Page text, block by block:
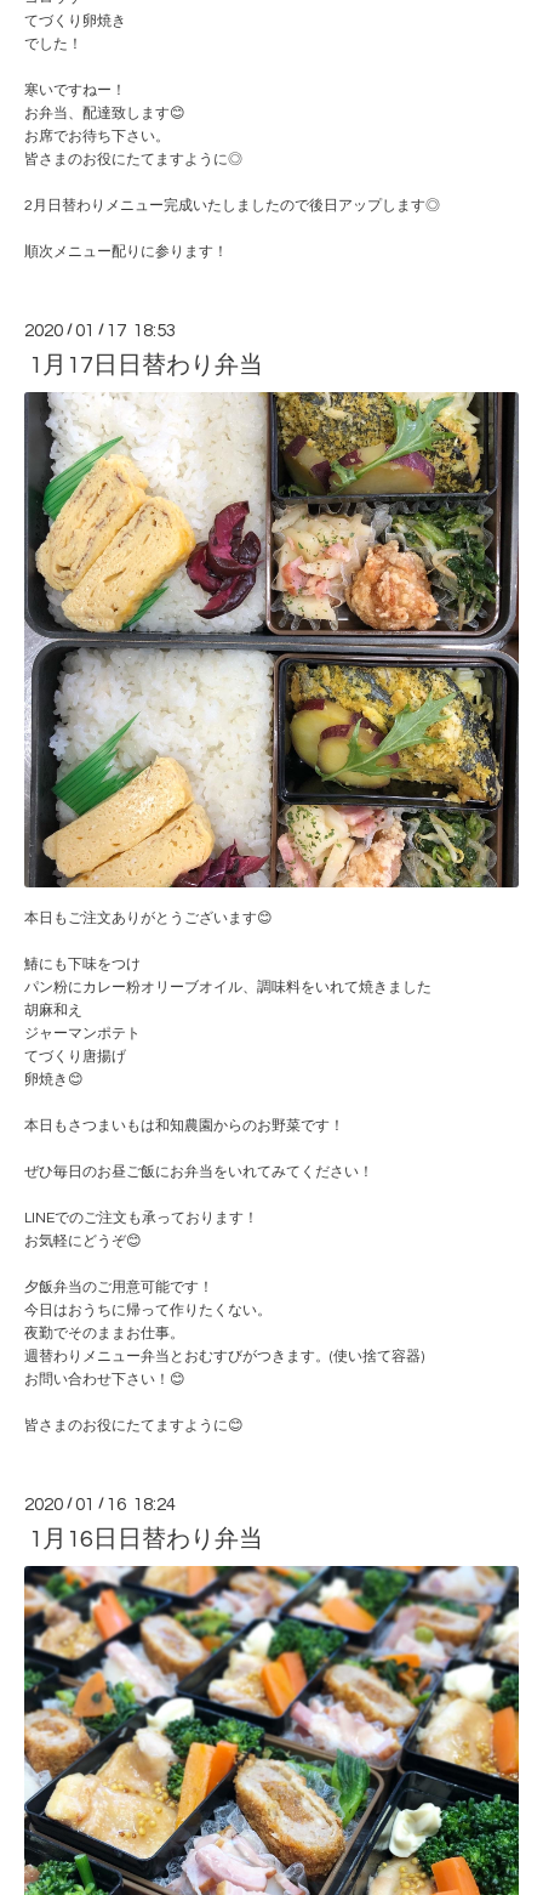
てづくり卵焼き
でした！
寒いですねー！
お弁当、配達致します😊
お席でお待ち下さい。
皆さまのお役にたてますように◎
2月日替わりメニュー完成いたしましたので後日アップします◎
順次メニュー配りに参ります！
2020 /01 / 17 18:53
1月17日日替わり弁当
本日もご注文ありがとうございます😊
鰆にも下味をつけ
パン粉にカレー粉オリーブオイル、調味料をいれて焼きました
胡麻和え
ジャーマンポテト
てづくり唐揚げ
卵焼き😊
本日もさつまいもは和知農園からのお野菜です！
ぜひ毎日のお昼ご飯にお弁当をいれてみてください！
LINEでのご注文も承っております！
お気軽にどうぞ😊
夕飯弁当のご用意可能です！
今日はおうちに帰って作りたくない。
夜勤でそのままお仕事。
週替わりメニュー弁当とおむすびがつきます。(使い捨て容器)
お問い合わせ下さい！😊
皆さまのお役にたてますように😊
2020 /01 / 16 18:24
1月16日日替わり弁当